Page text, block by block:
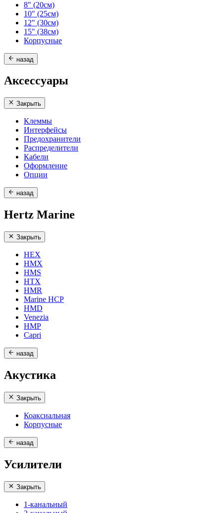
8" (20см)
10" (25см)
12" (30см)
15" (38см)
Корпусные
назад
Аксессуары
Закрыть
Клеммы
Интерфейсы
Предохранители
Распределители
Кабели
Оформление
Опции
назад
Hertz Marine
Закрыть
HEX
HMX
HMS
HTX
HMR
Marine HCP
HMD
Venezia
HMP
Capri
назад
Акустика
Закрыть
Коаксиальная
Корпусные
назад
Усилители
Закрыть
1-канальный